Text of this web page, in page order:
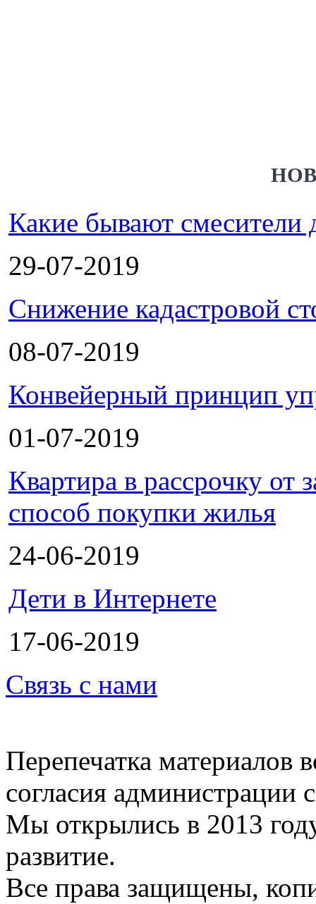
Какие бывают смесители
29-07-2019
Снижение кадастровой
08-07-2019
Конвейерный принцип
01-07-2019
Квартира в рассрочку
способ покупки жилья
24-06-2019
Дети в Интернете
17-06-2019
Связь с нами
Перепечатка материалов
согласия администрации
Мы открылись в 2013
развитие.
Все права защищены,